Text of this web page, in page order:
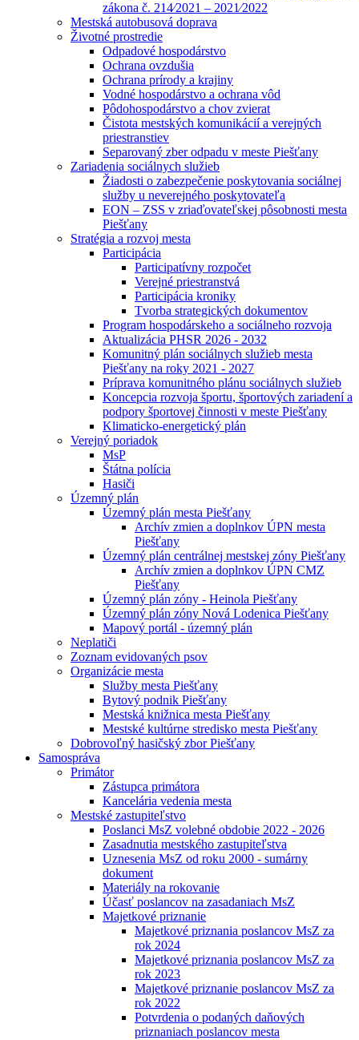
zákona č. 214⁄2021 – 2021⁄2022
Mestská autobusová doprava
Životné prostredie
Odpadové hospodárstvo
Ochrana ovzdušia
Ochrana prírody a krajiny
Vodné hospodárstvo a ochrana vôd
Pôdohospodárstvo a chov zvierat
Čistota mestských komunikácií a verejných
priestranstiev
Separovaný zber odpadu v meste Piešťany
Zariadenia sociálnych služieb
Žiadosti o zabezpečenie poskytovania sociálnej
služby u neverejného poskytovateľa
EON – ZSS v zriaďovateľskej pôsobnosti mesta
Piešťany
Stratégia a rozvoj mesta
Participácia
Participatívny rozpočet
Verejné priestranstvá
Participácia kroniky
Tvorba strategických dokumentov
Program hospodárskeho a sociálneho rozvoja
Aktualizácia PHSR 2026 - 2032
Komunitný plán sociálnych služieb mesta
Piešťany na roky 2021 - 2027
Príprava komunitného plánu sociálnych služieb
Koncepcia rozvoja športu, športových zariadení a
podpory športovej činnosti v meste Piešťany
Klimaticko-energetický plán
Verejný poriadok
MsP
Štátna polícia
Hasiči
Územný plán
Územný plán mesta Piešťany
Archív zmien a doplnkov ÚPN mesta
Piešťany
Územný plán centrálnej mestskej zóny Piešťany
Archív zmien a doplnkov ÚPN CMZ
Piešťany
Územný plán zóny - Heinola Piešťany
Územný plán zóny Nová Lodenica Piešťany
Mapový portál - územný plán
Neplatiči
Zoznam evidovaných psov
Organizácie mesta
Služby mesta Piešťany
Bytový podnik Piešťany
Mestská knižnica mesta Piešťany
Mestské kultúrne stredisko mesta Piešťany
Dobrovoľný hasičský zbor Piešťany
Samospráva
Primátor
Zástupca primátora
Kancelária vedenia mesta
Mestské zastupiteľstvo
Poslanci MsZ volebné obdobie 2022 - 2026
Zasadnutia mestského zastupiteľstva
Uznesenia MsZ od roku 2000 - sumárny
dokument
Materiály na rokovanie
Účasť poslancov na zasadaniach MsZ
Majetkové priznanie
Majetkové priznania poslancov MsZ za
rok 2024
Majetkové priznania poslancov MsZ za
rok 2023
Majetkové priznanie poslancov MsZ za
rok 2022
Potvrdenia o podaných daňových
priznaniach poslancov mesta